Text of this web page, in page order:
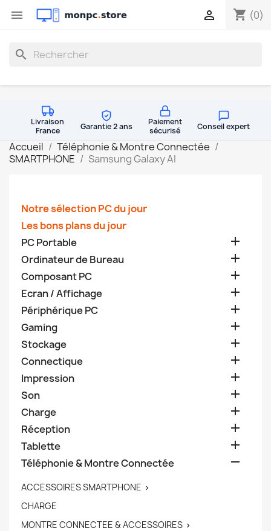
 shopping_cart (0)

search
Livraison
France
Garantie 2 ans
Paiement
sécurisé
Conseil expert
Accueil
Téléphonie & Montre Connectée
SMARTPHONE
Samsung Galaxy AI
Notre sélection PC du jour
Les bons plans du jour
PC Portable

Ordinateur de Bureau 
Composant PC 
Ecran / Affichage 
Périphérique PC 
Gaming 
Stockage 
Connectique 
Impression 
Son 
Charge 
Réception 
Tablette 
Téléphonie & Montre Connectée 
ACCESSOIRES SMARTPHONE 
CHARGE
MONTRE CONNECTEE & ACCESSOIRES 